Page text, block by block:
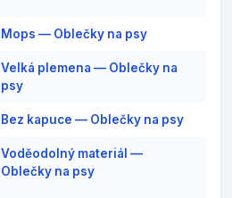
Mops — Oblečky na psy
Velká plemena — Oblečky na
psy
Bez kapuce — Oblečky na psy
Voděodolný materiál —
Oblečky na psy